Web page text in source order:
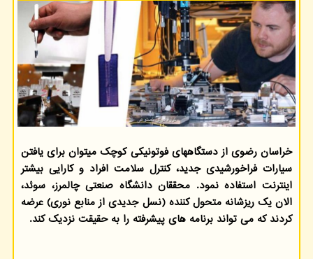
خراسان رضوی از دستگاههای فوتونیکی کوچک میتوان برای یافتن
سیارات فراخورشیدی جدید، کنترل سلامت افراد و کارایی بیشتر
اینترنت استفاده نمود. محققان دانشگاه صنعتی چالمرز، سوئد،
الان یک ریزشانه متحول کننده (نسل جدیدی از منابع نوری) عرضه
کردند که می تواند برنامه های پیشرفته را به حقیقت نزدیک کند.